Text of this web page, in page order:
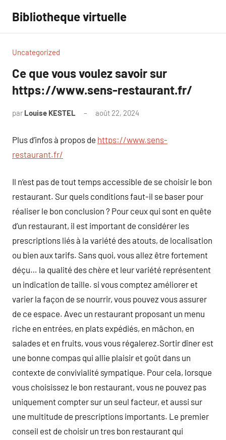
contenu
Bibliotheque virtuelle
Uncategorized
Ce que vous voulez savoir sur
https://www.sens-restaurant.fr/
par Louise KESTEL août 22, 2024
Plus d’infos à propos de https://www.sens-
restaurant.fr/
Il n’est pas de tout temps accessible de se choisir le bon
restaurant. Sur quels conditions faut-il se baser pour
réaliser le bon conclusion ? Pour ceux qui sont en quête
d’un restaurant, il est important de considérer les
prescriptions liés à la variété des atouts, de localisation
ou bien aux tarifs. Sans quoi, vous allez être fortement
déçu… la qualité des chère et leur variété représentent
un indication de taille. si vous comptez améliorer et
varier la façon de se nourrir, vous pouvez vous assurer
de ce espace. Avec un restaurant proposant un menu
riche en entrées, en plats expédiés, en mâchon, en
salades et en fruits, vous vous régalerez.Sortir dîner est
une bonne compas qui allie plaisir et goût dans un
contexte de convivialité sympatique. Pour cela, lorsque
vous choisissez le bon restaurant, vous ne pouvez pas
uniquement compter sur un seul facteur, et aussi sur
une multitude de prescriptions importants. Le premier
conseil est de choisir un tres bon restaurant qui